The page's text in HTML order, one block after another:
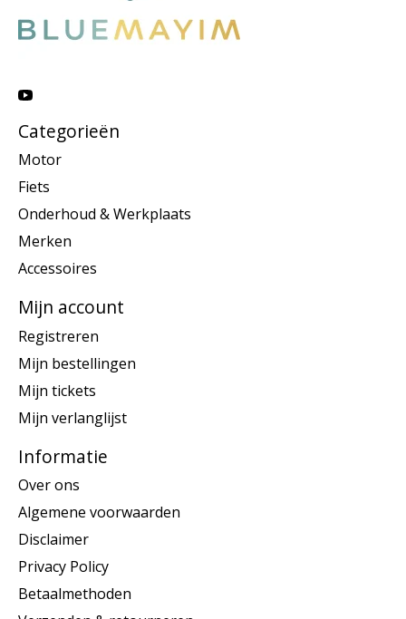
Categorieën
Motor
Fiets
Onderhoud & Werkplaats
Merken
Accessoires
Mijn account
Registreren
Mijn bestellingen
Mijn tickets
Mijn verlanglijst
Informatie
Over ons
Algemene voorwaarden
Disclaimer
Privacy Policy
Betaalmethoden